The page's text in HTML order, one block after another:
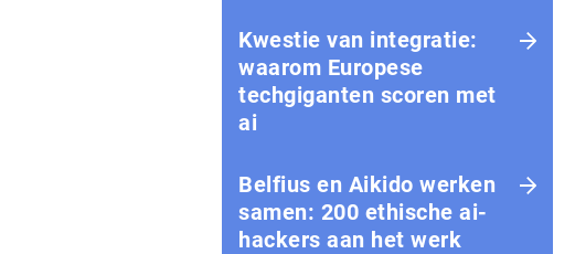
Kwestie van integratie:
waarom Europese
techgiganten scoren met
ai
Belfius en Aikido werken
samen: 200 ethische ai-
hackers aan het werk